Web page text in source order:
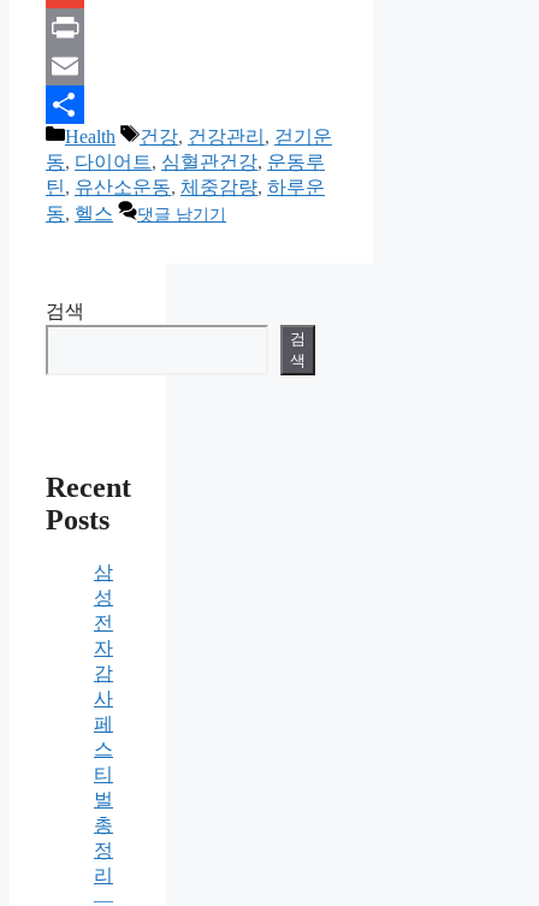
Gmail
Print
Email
Share
카
테
고
리
Health
태
그
건강, 건강관리 , 걷기운
동, 다이어트, 심혈관건강, 운동루
틴, 유산소운동, 체중감량, 하루운
동, 헬스 댓글 남기기
검색
검
색
Recent
Posts
삼
성
전
자
감
사
페
스
티
벌
총
정
리
—